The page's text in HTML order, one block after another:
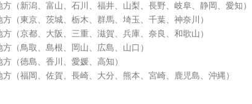
方（新潟、富山、石川、福井、山梨、長野、岐阜、静岡、愛知）
方（東京、茨城、栃木、群馬、埼玉、千葉、神奈川）
方（京都、大阪、三重、滋賀、兵庫、奈良、和歌山）
方（鳥取、島根、岡山、広島、山口）
方（徳島、香川、愛媛、高知）
方（福岡、佐賀、長崎、大分、熊本、宮崎、鹿児島、沖縄）